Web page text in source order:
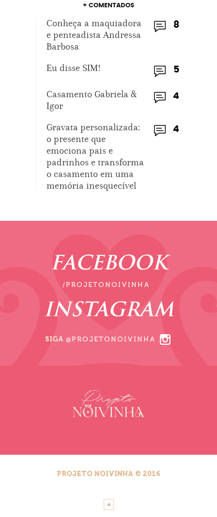
+ COMENTADOS
8
Conheça a maquiadora
e penteadista Andressa
Barbosa
5
Eu disse SIM!
4
Casamento Gabriela &
Igor
4
Gravata personalizada:
o presente que
emociona pais e
padrinhos e transforma
o casamento em uma
memória inesquecível
FACEBOOK
/PROJETONOIVINHA
INSTAGRAM
SIGA @PROJETONOIVINHA
PROJETO NOIVINHA © 2016